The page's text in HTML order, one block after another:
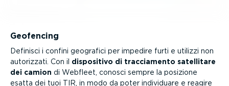
Geofencing
Definisci i confini geografici per impedire furti e utilizzi non
autorizzati. Con il dispositivo di traccia­mento satellitare
dei camion di Webfleet, conosci sempre la posizione
esatta dei tuoi TIR, in modo da poter individuare e reagire